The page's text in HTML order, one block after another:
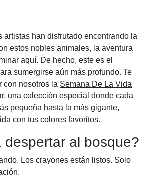
artistas han disfrutado encontrando la
estos nobles animales, la aventura
aquí. De hecho, este es el
sumergirse aún más profundo. Te
con nosotros la Semana De La Vida
, una colección especial donde cada
pequeña hasta la más gigante,
con tus colores favoritos.
despertar al bosque?
Los crayones están listos. Solo